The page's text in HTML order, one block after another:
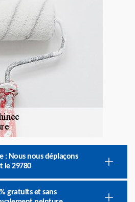
: Nous nous déplaçons
le 29780
gratuits et sans